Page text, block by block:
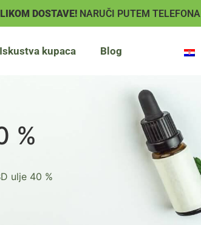
DOSTAVE!NARUČI PUTEM TELEFONA
Iskustva kupaca Blog
%
ulje 40 %